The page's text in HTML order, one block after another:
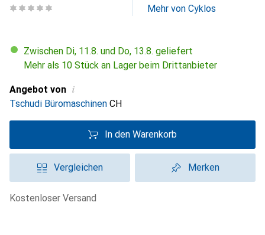
Mehr von Cyklos
Zwischen Di, 11.8. und Do, 13.8. geliefert
Mehr als 10 Stück an Lager beim Drittanbieter
Angebot von i
Tschudi Büromaschinen CH
In den Warenkorb
Vergleichen Merken
kostenloser Versand